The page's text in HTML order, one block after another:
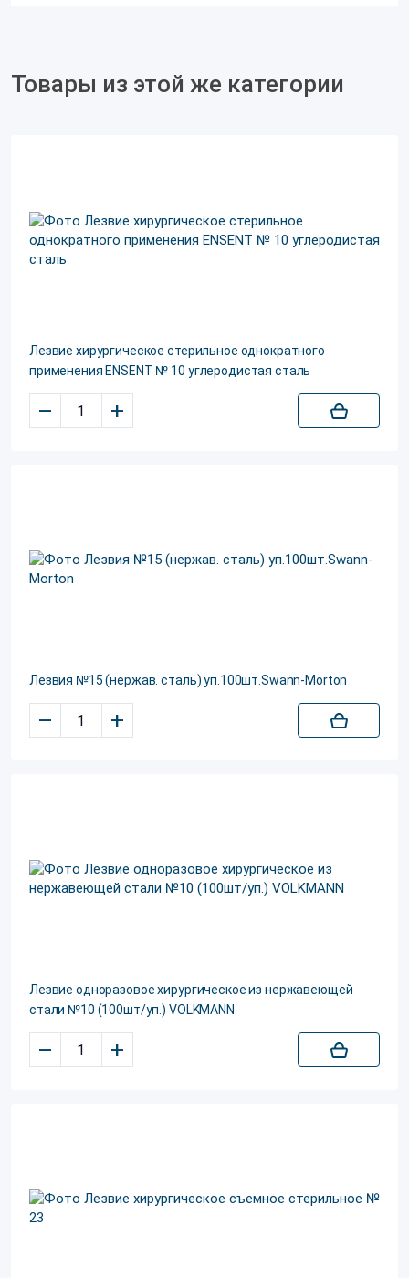
Товары из этой же категории
Лезвие хирургическое стерильное однократного
применения ENSENT № 10 углеродистая сталь
– +
Лезвия №15 (нержав. сталь) уп.100шт.Swann-Morton
– +
Лезвие одноразовое хирургическое из нержавеющей
стали №10 (100шт/уп.) VOLKMANN
– +